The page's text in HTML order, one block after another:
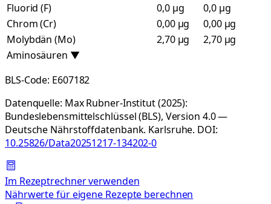
Fluorid (F)
0,0 µg
0,0 µg
Chrom (Cr)
0,00 µg
0,00 µg
Molybdän (Mo)
2,70 µg
2,70 µg
Aminosäuren ▼
BLS-Code: E607182
Datenquelle: Max Rubner-Institut (2025):
Bundeslebensmittelschlüssel (BLS), Version 4.0 —
Deutsche Nährstoffdatenbank. Karlsruhe. DOI:
10.25826/Data20251217-134202-0
Im Rezeptrechner verwenden
Nährwerte für eigene Rezepte berechnen